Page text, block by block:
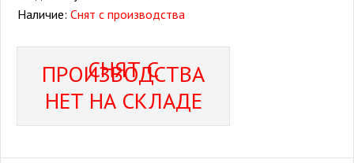
Наличие: Снят с производства
СНЯТ С
ПРОИЗВОДСТВА
НЕТ НА СКЛАДЕ